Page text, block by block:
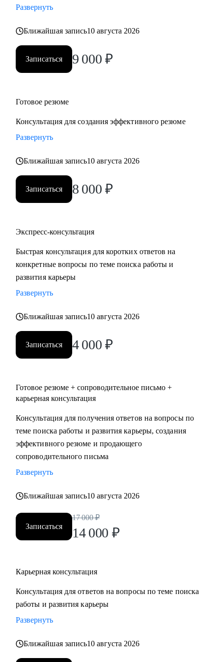
• Учу говорить про деньги, рост и ценность — уверенно и
Работаю индивидуально, с опорой на ваш опыт, ценности
и цели. Через психологическую диагностику, карьерный
коучинг и HR-практики. В удобном темпе, с реальными
результатами
Кому могу помочь:
• Кто устал от «просто работы» и хочет дело по душе
• Кто хочет расти, зарабатывать больше и не выгорать
пути
Основные специализации, с которыми работаю:
• Продажи/торговля
• Медицина/фармацевтика
• Строительство, недвижимость
• Туризм, гостиницы, рестораны
• Искусство, развлечения, массмедиа
• Спортивные клубы, фитнес, салоны красоты
• Административный персонал
Карьера — не марафон, а экосистема. Я помогу вам
выстроить её устойчиво, грамотно и с опорой на себя.
Запишитесь на консультацию — и начните путь к той
жизни, которую вы хотите проживать.
Развернуть
Ближайшая запись10 августа 2026
Записаться 9 000 ₽
Готовое резюме
Консультация для создания эффективного резюме
Развернуть
Ближайшая запись10 августа 2026
Записаться 8 000 ₽
Экспресс-консультация
Быстрая консультация для коротких ответов на
конкретные вопросы по теме поиска работы и
развития карьеры
Развернуть
Ближайшая запись10 августа 2026
Записаться 4 000 ₽
Готовое резюме + сопроводительное письмо +
карьерная консультация
Консультация для получения ответов на вопросы по
теме поиска работы и развития карьеры, создания
эффективного резюме и продающего
сопроводительного письма
Развернуть
Ближайшая запись10 августа 2026
Записаться
17 000 ₽
14 000 ₽
Карьерная консультация
Консультация для ответов на вопросы по теме поиска
работы и развития карьеры
Развернуть
Ближайшая запись10 августа 2026